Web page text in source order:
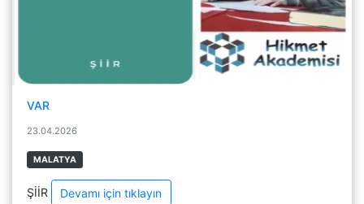
VAR
23.04.2026
MALATYA
ŞİİR Devamı için tıklayın